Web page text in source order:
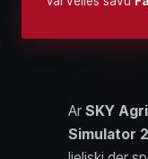
Ar SKY
Simulator